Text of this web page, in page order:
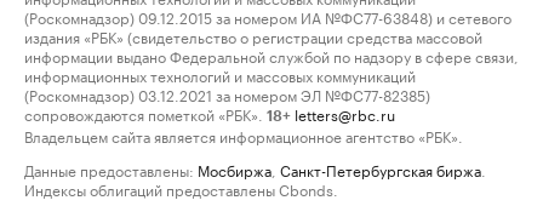
(Роскомнадзор) 09.12.2015 за номером ИА №ФС77-63848) и сетевого
издания «РБК» (свидетельство о регистрации средства массовой
информации выдано Федеральной службой по надзору в сфере связи,
информационных технологий и массовых коммуникаций
(Роскомнадзор) 03.12.2021 за номером ЭЛ №ФС77-82385)
сопровождаются пометкой «РБК».
18+ letters@rbc.ru
Владельцем сайта является информационное агентство «РБК».
Данные предоставлены: Мосбиржа Санкт-Петербургская биржа
Индексы облигаций предоставлены Cbonds.